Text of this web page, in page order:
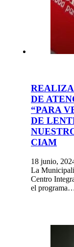
DE
“PARA
DE
CIAM
18 junio,
La
Centro
el